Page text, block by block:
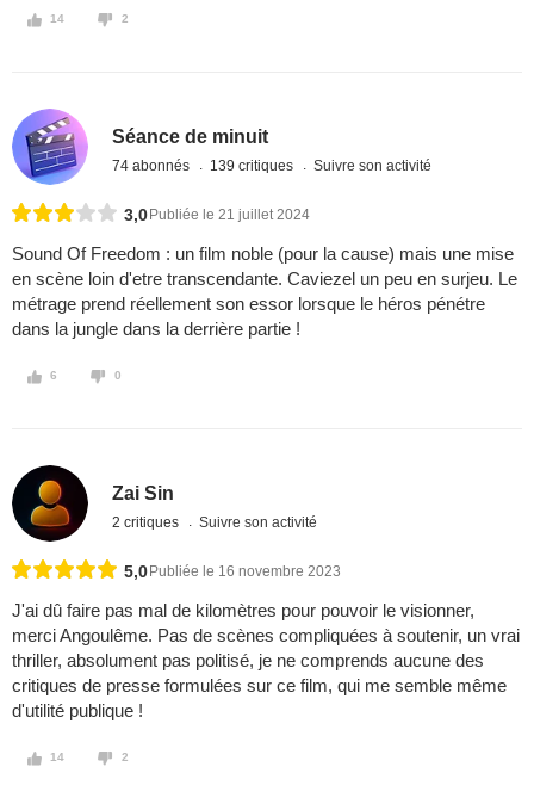
14 2
Séance de minuit
74 abonnés 139 critiques Suivre son activité
3,0 Publiée le 21 juillet 2024
Sound Of Freedom : un film noble (pour la cause) mais une mise
en scène loin d'etre transcendante. Caviezel un peu en surjeu. Le
métrage prend réellement son essor lorsque le héros pénétre
dans la jungle dans la derrière partie !
6 0
Zai Sin
2 critiques Suivre son activité
5,0 Publiée le 16 novembre 2023
J'ai dû faire pas mal de kilomètres pour pouvoir le visionner,
merci Angoulême. Pas de scènes compliquées à soutenir, un vrai
thriller, absolument pas politisé, je ne comprends aucune des
critiques de presse formulées sur ce film, qui me semble même
d'utilité publique !
14 2